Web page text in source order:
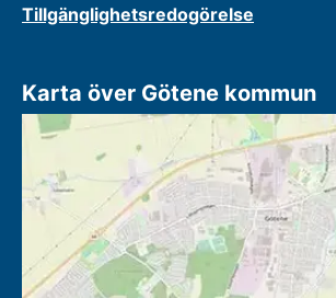
Tillgänglighetsredogörelse
Karta över Götene kommun